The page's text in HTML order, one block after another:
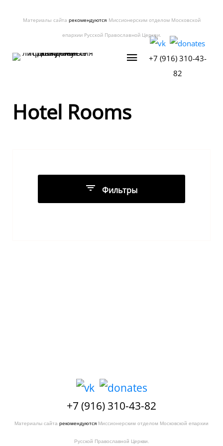
Материалы сайта рекомендуются Миссионерским отделом Московской
епархии Русской Православной Церкви.
+7 (916) 310-43-
82
Hotel Rooms
Фильтры
+7 (916) 310-43-82
Материалы сайта рекомендуются Миссионерским отделом Московской епархии
Русской Православной Церкви.